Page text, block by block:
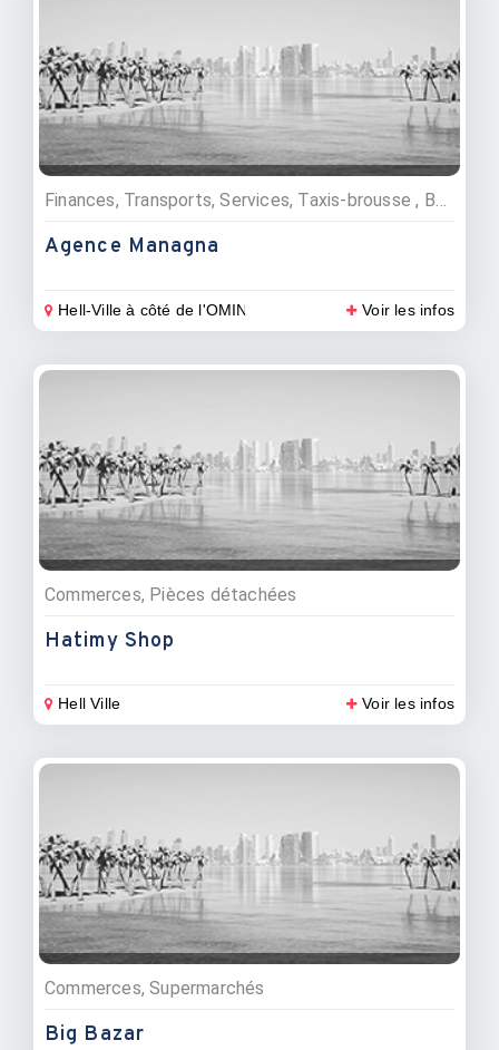
Finances, Transports, Services, Taxis-brousse , Banques, Téléphonie, télévision et internet
Agence Managna
Hell-Ville à côté de l'OMINO Voir les infos
Commerces, Pièces détachées
Hatimy Shop
Hell Ville Voir les infos
Commerces, Supermarchés
Big Bazar